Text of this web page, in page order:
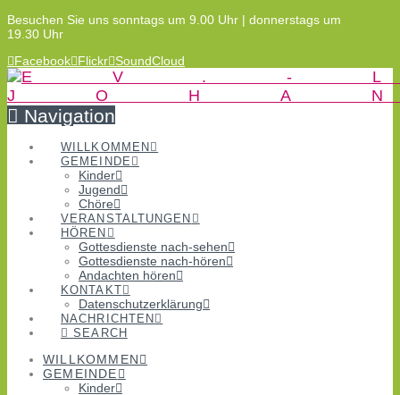
Besuchen Sie uns sonntags um 9.00 Uhr | donnerstags um
19.30 Uhr
Facebook Flickr SoundCloud
Navigation
WILLKOMMEN
GEMEINDE
Kinder
Jugend
Chöre
VERANSTALTUNGEN
HÖREN
Gottesdienste nach-sehen
Gottesdienste nach-hören
Andachten hören
KONTAKT
Datenschutzerklärung
NACHRICHTEN
SEARCH
WILLKOMMEN
GEMEINDE
Kinder